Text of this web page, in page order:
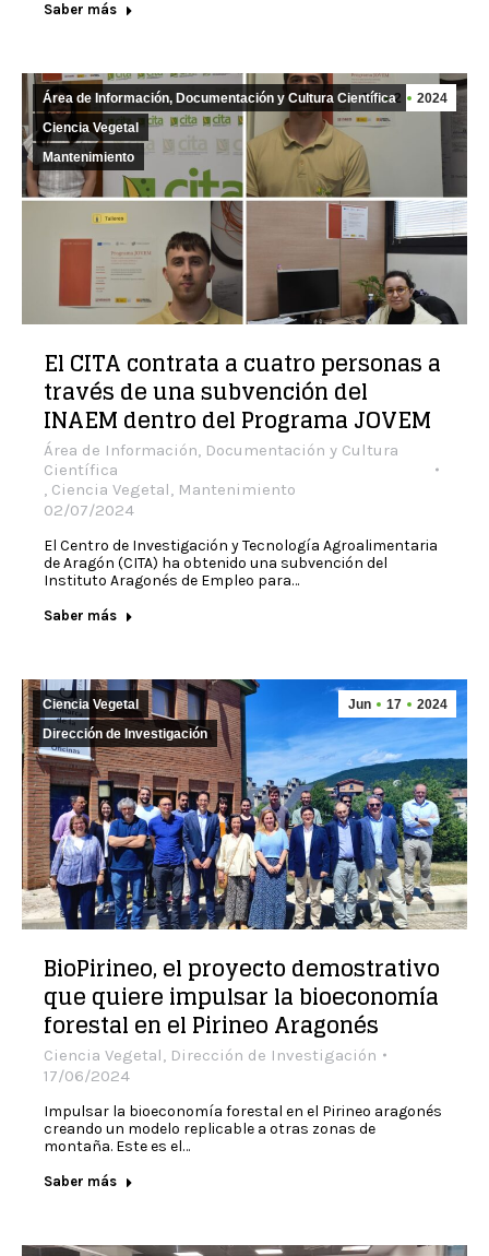
Saber más
Jul 2 2024
Área de Información, Documentación y Cultura Científica
Ciencia Vegetal
Mantenimiento
El CITA contrata a cuatro personas a
través de una subvención del
INAEM dentro del Programa JOVEM
Área de Información, Documentación y Cultura
Científica
, Ciencia Vegetal, Mantenimiento
02/07/2024
El Centro de Investigación y Tecnología Agroalimentaria
de Aragón (CITA) ha obtenido una subvención del
Instituto Aragonés de Empleo para…
Saber más
Jun 17 2024
Ciencia Vegetal
Dirección de Investigación
BioPirineo, el proyecto demostrativo
que quiere impulsar la bioeconomía
forestal en el Pirineo Aragonés
Ciencia Vegetal, Dirección de Investigación
17/06/2024
Impulsar la bioeconomía forestal en el Pirineo aragonés
creando un modelo replicable a otras zonas de
montaña. Este es el…
Saber más